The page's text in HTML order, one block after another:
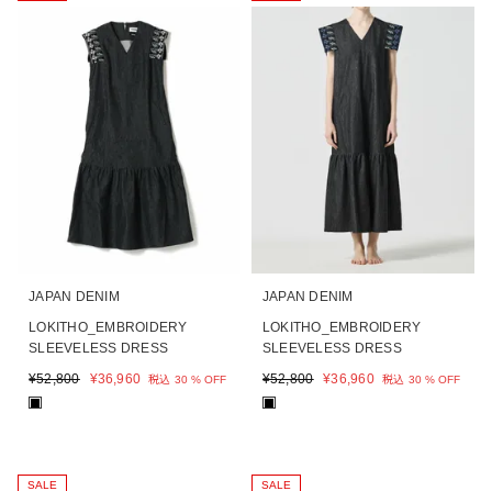
JAPAN DENIM
LOKITHO_EMBROIDERY
SLEEVELESS DRESS
¥52,800 ¥36,960 税込 30 % OFF
JAPAN DENIM
LOKITHO_EMBROIDERY
SLEEVELESS DRESS
¥52,800 ¥36,960 税込 30 % OFF
SALE SALE